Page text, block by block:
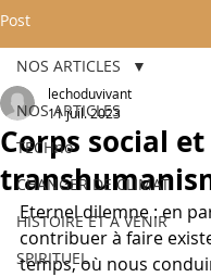
Post
NOS ARTICLES
TECHno
CHANGER DE CLIMAT
HISTOIRE ET A VENIR
SPIRITUEL
NOS ARTICLES
Corps social et
lechoduvivant
11 juil. 2023
Eternel dilemne : en
contribuer à faire
temps, où nous